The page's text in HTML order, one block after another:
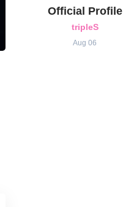
Official Profile
tripleS
Aug 06